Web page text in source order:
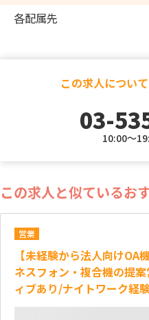
各配属先
この求人につい
03-
10:00～
この求人と似ているお
営業
【未経験から法人向け
ネスフォン・複合機の提
ィブあり/ナイトワーク経